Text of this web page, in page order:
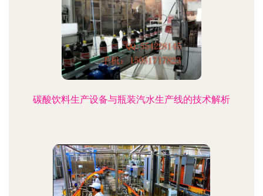
碳酸饮料生产设备与瓶装汽水生产线的技术解析